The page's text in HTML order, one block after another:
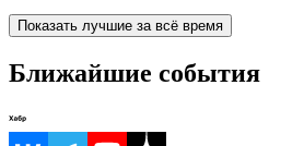
Показать лучшие за всё время
Ближайшие события